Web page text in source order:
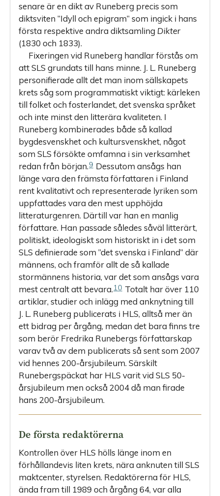
senare är en dikt av Runeberg precis som
diktsviten ”Idyll och epigram” som ingick i hans
första respektive andra diktsamling Dikter
(1830 och 1833).
Fixeringen vid Runeberg handlar förstås om
att SLS grundats till hans minne. J. L. Runeberg
personifierade allt det man inom sällskapets
krets såg som programmatiskt viktigt: kärleken
till folket och fosterlandet, det svenska språket
och inte minst den litterära kvaliteten. I
Runeberg kombinerades både så kallad
bygdesvenskhet och kultursvenskhet, något
som SLS försökte omfamna i sin verksamhet
redan från början.9 Dessutom ansågs han
länge vara den främsta författaren i Finland
rent kvalitativt och representerade lyriken som
uppfattades vara den mest upphöjda
litteraturgenren. Därtill var han en manlig
författare. Han passade således såväl litterärt,
politiskt, ideologiskt som historiskt in i det som
SLS definierade som ”det svenska i Finland” där
männens, och framför allt de så kallade
stormännens historia, var det som ansågs vara
mest centralt att bevara.10 Totalt har över 110
artiklar, studier och inlägg med anknytning till
J. L. Runeberg publicerats i HLS, alltså mer än
ett bidrag per årgång, medan det bara finns tre
som berör Fredrika Runebergs författarskap
varav två av dem publicerats så sent som 2007
vid hennes 200-årsjubileum. Särskilt
Runebergspäckat har HLS varit vid SLS 50-
årsjubileum men också 2004 då man firade
hans 200-årsjubileum.
De första redaktörerna
Kontrollen över HLS hölls länge inom en
förhållandevis liten krets, nära anknuten till SLS
maktcenter, styrelsen. Redaktörerna för HLS,
ända fram till 1989 och årgång 64, var alla